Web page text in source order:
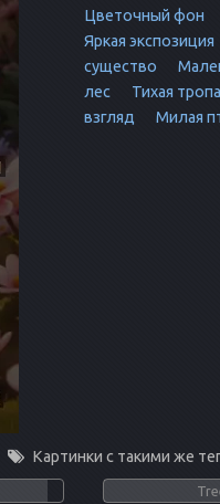
Цветочный фон
Яркая экспозиция
существо
лес
Тихая тропа
взгляд
Милая
Картинки с такими же